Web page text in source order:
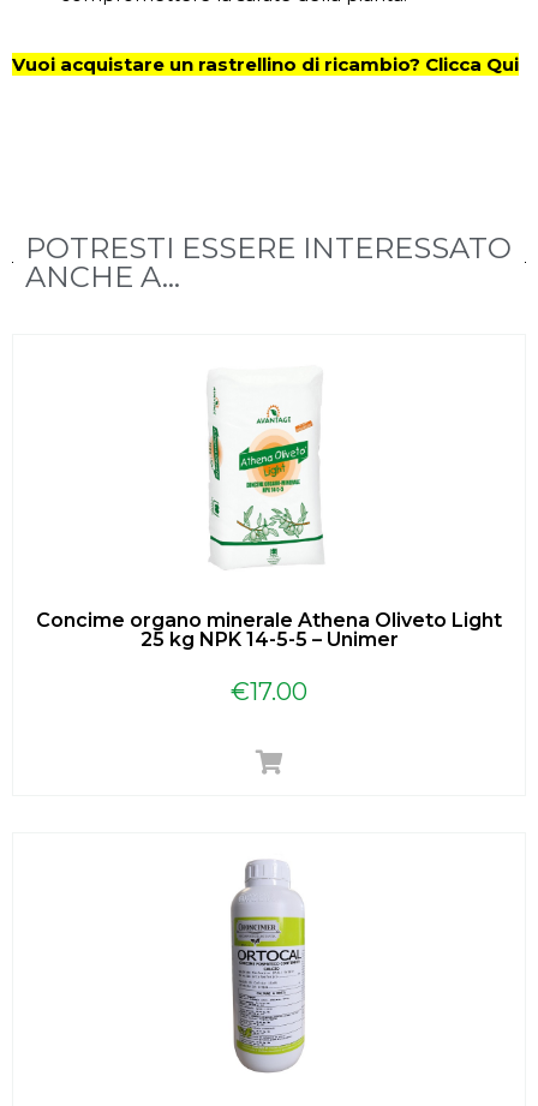
Vuoi acquistare un rastrellino di ricambio? Clicca Qui
POTRESTI ESSERE INTERESSATO
ANCHE A...
Concime organo minerale Athena Oliveto Light
25 kg NPK 14-5-5 – Unimer
€17.00